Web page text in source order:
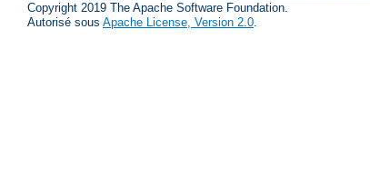
Copyright 2019 The Apache Software Foundation.
Autorisé sous Apache License, Version 2.0.